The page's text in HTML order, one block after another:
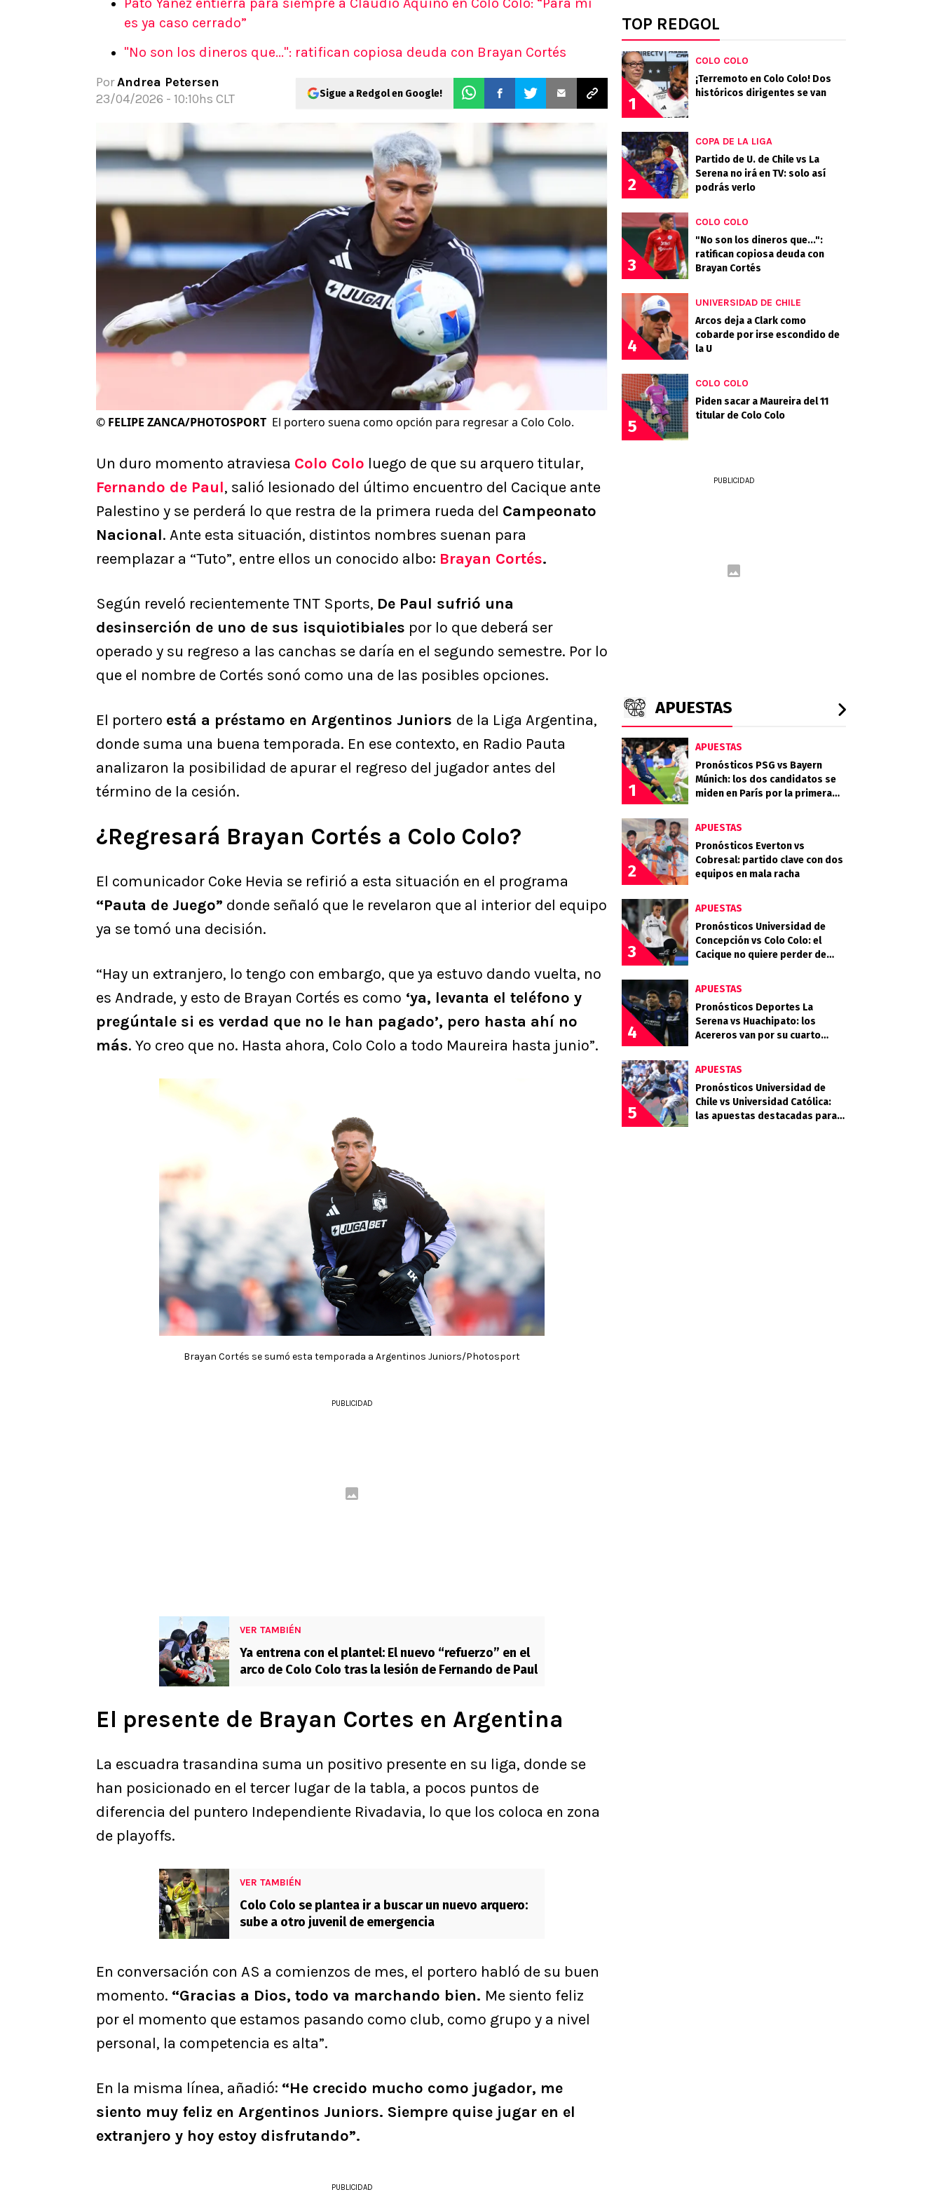
Pronósticos
es ya caso cerrado”
"No son los dineros que...": ratifican copiosa deuda con Brayan Cortés
PorAndrea Petersen
23/04/2026 - 10:10hs CLT
Sigue a Redgol en Google!
© FELIPE ZANCA/PHOTOSPORT El portero suena como opción para regresar a Colo Colo.
Un duro momento atraviesa Colo Colo luego de que su arquero titular,
Fernando de Paul, salió lesionado del último encuentro del Cacique ante
Palestino y se perderá lo que restra de la primera rueda del Campeonato
Nacional. Ante esta situación, distintos nombres suenan para
reemplazar a “Tuto”, entre ellos un conocido albo: Brayan Cortés.
Según reveló recientemente TNT Sports, De Paul sufrió una
desinserción de uno de sus isquiotibiales por lo que deberá ser
operado y su regreso a las canchas se daría en el segundo semestre. Por lo
que el nombre de Cortés sonó como una de las posibles opciones.
El portero está a préstamo en Argentinos Juniors de la Liga Argentina,
donde suma una buena temporada. En ese contexto, en Radio Pauta
analizaron la posibilidad de apurar el regreso del jugador antes del
término de la cesión.
¿Regresará Brayan Cortés a Colo Colo?
El comunicador Coke Hevia se refirió a esta situación en el programa
“Pauta de Juego” donde señaló que le revelaron que al interior del equipo
ya se tomó una decisión.
“Hay un extranjero, lo tengo con embargo, que ya estuvo dando vuelta, no
es Andrade, y esto de Brayan Cortés es como ‘ya, levanta el teléfono y
pregúntale si es verdad que no le han pagado’, pero hasta ahí no
más. Yo creo que no. Hasta ahora, Colo Colo a todo Maureira hasta junio”.
Brayan Cortés se sumó esta temporada a Argentinos Juniors/Photosport
PUBLICIDAD
VER TAMBIÉN
Ya entrena con el plantel: El nuevo “refuerzo” en el
arco de Colo Colo tras la lesión de Fernando de Paul
El presente de Brayan Cortes en Argentina
La escuadra trasandina suma un positivo presente en su liga, donde se
han posicionado en el tercer lugar de la tabla, a pocos puntos de
diferencia del puntero Independiente Rivadavia, lo que los coloca en zona
de playoffs.
VER TAMBIÉN
Colo Colo se plantea ir a buscar un nuevo arquero:
sube a otro juvenil de emergencia
En conversación con AS a comienzos de mes, el portero habló de su buen
momento. “Gracias a Dios, todo va marchando bien. Me siento feliz
por el momento que estamos pasando como club, como grupo y a nivel
personal, la competencia es alta”.
En la misma línea, añadió: “He crecido mucho como jugador, me
siento muy feliz en Argentinos Juniors. Siempre quise jugar en el
extranjero y hoy estoy disfrutando”.
PUBLICIDAD
TOP REDGOL
1
COLO COLO
¡Terremoto en Colo Colo! Dos
históricos dirigentes se van
2
COPA DE LA LIGA
Partido de U. de Chile vs La
Serena no irá en TV: solo así
podrás verlo
3
COLO COLO
"No son los dineros que...":
ratifican copiosa deuda con
Brayan Cortés
4
UNIVERSIDAD DE CHILE
Arcos deja a Clark como
cobarde por irse escondido de
la U
5
COLO COLO
Piden sacar a Maureira del 11
titular de Colo Colo
PUBLICIDAD
APUESTAS
1
APUESTAS
Pronósticos PSG vs Bayern
Múnich: los dos candidatos se
miden en París por la primera
2
APUESTAS
Pronósticos Everton vs
Cobresal: partido clave con dos
equipos en mala racha
3
APUESTAS
Pronósticos Universidad de
Concepción vs Colo Colo: el
Cacique no quiere perder de
4
APUESTAS
Pronósticos Deportes La
Serena vs Huachipato: los
Acereros van por su cuarto
5
APUESTAS
Pronósticos Universidad de
Chile vs Universidad Católica:
las apuestas destacadas para